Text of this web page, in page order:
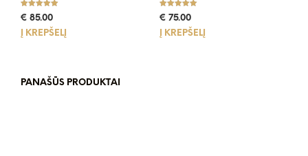
Įvertinimas:
5.00
€ 85.00
Į KREPŠELĮ
Įvertinimas:
5.00
€ 75.00
Į KREPŠELĮ
PANAŠŪS PRODUKTAI